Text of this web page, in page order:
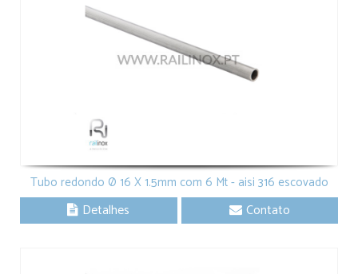
Tubo redondo Ø 16 X 1.5mm com 6 Mt - aisi 316 escovado
Detalhes Contato